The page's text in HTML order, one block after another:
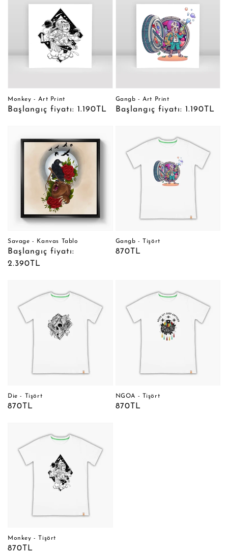
Monkey - Art Print
Normal
Başlangıç fiyatı: 1.190TL
Gangb - Art Print
Normal
Başlangıç fiyatı: 1.190TL
Savage - Kanvas Tablo
Normal
fiyat
Başlangıç fiyatı:
2.390TL
Gangb - Tişört
Normal
870TL
Die - Tişört
Normal
870TL
NGOA - Tişört
Normal
870TL
Monkey - Tişört
Normal
870TL